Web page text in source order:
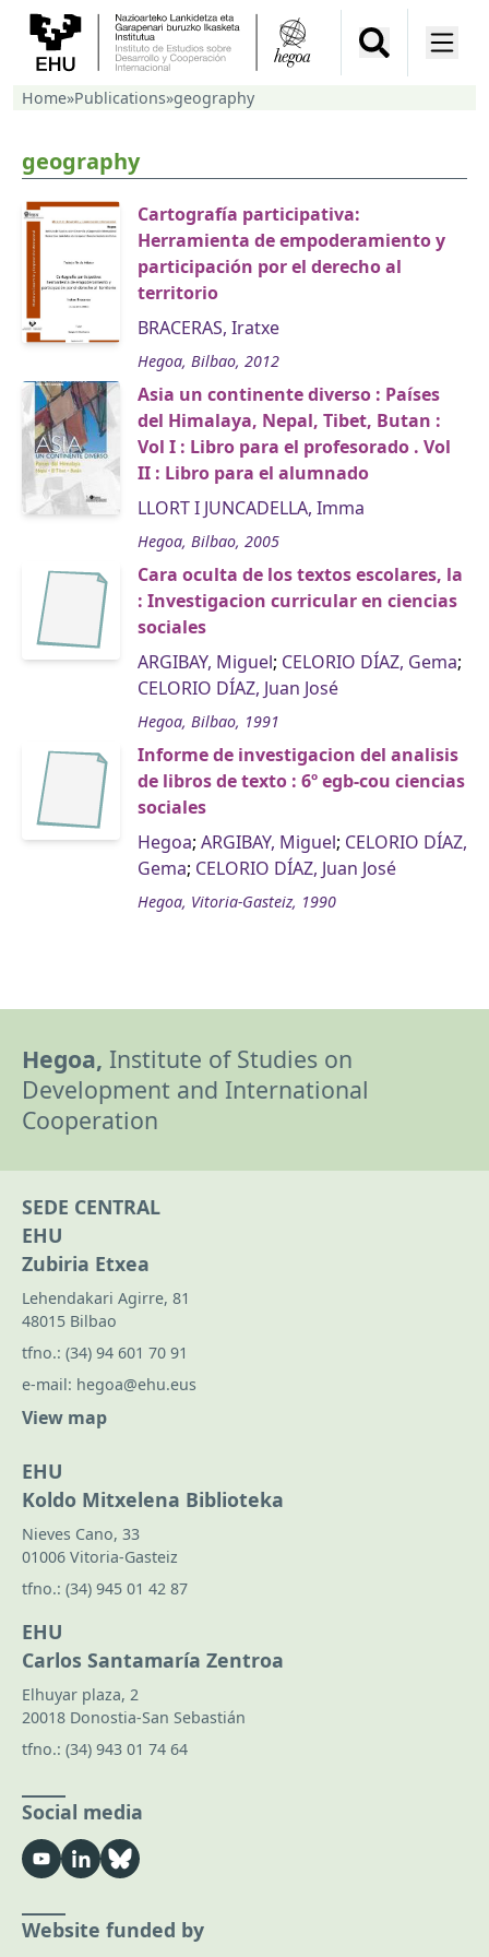
Home»Publications»geography
geography
Cartografía participativa:
Herramienta de empoderamiento y
participación por el derecho al
territorio
BRACERAS, Iratxe
Hegoa, Bilbao, 2012
Asia un continente diverso : Países
del Himalaya, Nepal, Tibet, Butan :
Vol I : Libro para el profesorado . Vol
II : Libro para el alumnado
LLORT I JUNCADELLA, Imma
Hegoa, Bilbao, 2005
Cara oculta de los textos escolares, la
: Investigacion curricular en ciencias
sociales
ARGIBAY, Miguel; CELORIO DÍAZ, Gema;
CELORIO DÍAZ, Juan José
Hegoa, Bilbao, 1991
Informe de investigacion del analisis
de libros de texto : 6º egb-cou ciencias
sociales
Hegoa; ARGIBAY, Miguel; CELORIO DÍAZ,
Gema; CELORIO DÍAZ, Juan José
Hegoa, Vitoria-Gasteiz, 1990
Hegoa, Institute of Studies on
Development and International
Cooperation
SEDE CENTRAL
EHU
Zubiria Etxea
Lehendakari Agirre, 81
48015 Bilbao
tfno.: (34) 94 601 70 91
e-mail: hegoa@ehu.eus
View map
EHU
Koldo Mitxelena Biblioteka
Nieves Cano, 33
01006 Vitoria-Gasteiz
tfno.: (34) 945 01 42 87
EHU
Carlos Santamaría Zentroa
Elhuyar plaza, 2
20018 Donostia-San Sebastián
tfno.: (34) 943 01 74 64
Social media
Website funded by